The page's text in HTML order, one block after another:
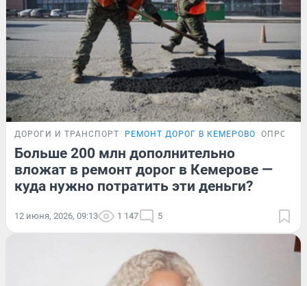
ДОРОГИ И ТРАНСПОРТ РЕМОНТ ДОРОГ В КЕМЕРОВО ОПРОС
Больше 200 млн дополнительно
вложат в ремонт дорог в Кемерове —
куда нужно потратить эти деньги?
12 июня, 2026, 09:13 1 147 5